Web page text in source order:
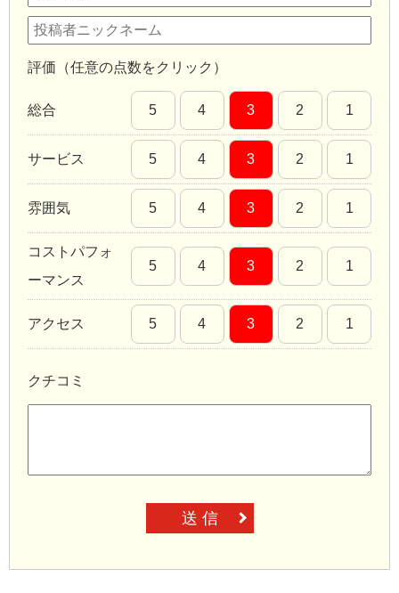
評価（任意の点数をクリック）
総合 5 4 3 2 1
サービス 5 4 3 2 1
雰囲気 5 4 3 2 1
コストパフォ
ーマンス
5 4 3 2 1
アクセス 5 4 3 2 1
クチコミ
送 信